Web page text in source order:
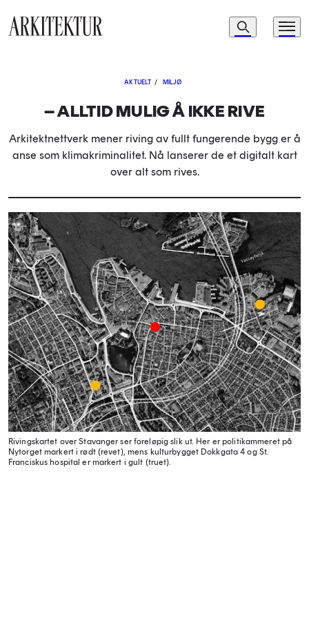
Navigasjon
Søk Meny
AKTUELT / MILJØ
– ALLTID MULIG Å IKKE RIVE
Arkitektnettverk mener riving av fullt fungerende bygg er å
anse som klimakriminalitet. Nå lanserer de et digitalt kart
over alt som rives.
Rivingskartet over Stavanger ser foreløpig slik ut. Her er politikammeret på
Nytorget markert i rødt (revet), mens kulturbygget Dokkgata 4 og St.
Franciskus hospital er markert i gult (truet).